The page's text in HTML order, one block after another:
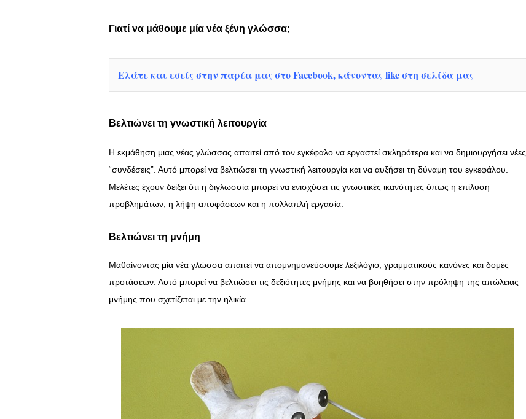
Γιατί να μάθουμε μία νέα ξένη γλώσσα;
Ελάτε και εσείς στην παρέα μας στο Facebook, κάνοντας like στη σελίδα μας
Βελτιώνει τη γνωστική λειτουργία
Η εκμάθηση μιας νέας γλώσσας απαιτεί από τον εγκέφαλο να εργαστεί σκληρότερα και να δημιουργήσει νέες
“συνδέσεις”. Αυτό μπορεί να βελτιώσει τη γνωστική λειτουργία και να αυξήσει τη δύναμη του εγκεφάλου.
Μελέτες έχουν δείξει ότι η διγλωσσία μπορεί να ενισχύσει τις γνωστικές ικανότητες όπως η επίλυση
προβλημάτων, η λήψη αποφάσεων και η πολλαπλή εργασία.
Βελτιώνει τη μνήμη
Μαθαίνοντας μία νέα γλώσσα απαιτεί να απομνημονεύσουμε λεξιλόγιο, γραμματικούς κανόνες και δομές
προτάσεων. Αυτό μπορεί να βελτιώσει τις δεξιότητες μνήμης και να βοηθήσει στην πρόληψη της απώλειας
μνήμης που σχετίζεται με την ηλικία.